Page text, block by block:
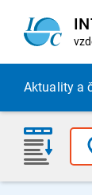
Aktualitya